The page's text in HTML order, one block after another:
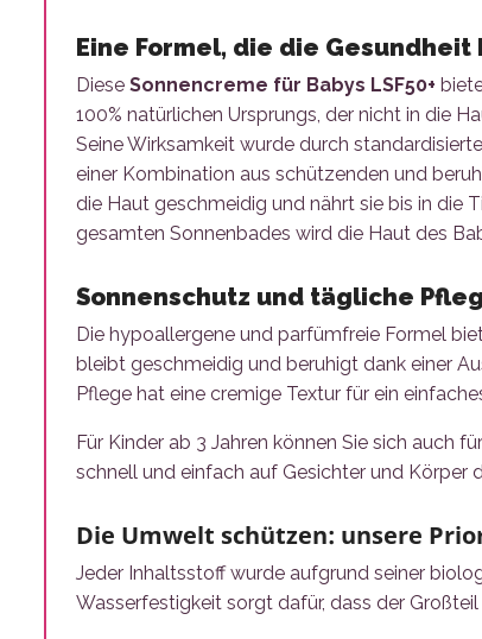
Eine Formel, die die
Diese Sonnencreme für Babys LSF50+
100% natürlichen Ursprungs, der nicht in die
Seine Wirksamkeit wurde durch
einer Kombination aus schützenden und
die Haut geschmeidig und nährt sie bis in die
gesamten Sonnenbades wird die Haut des
Sonnenschutz und tägliche
Die hypoallergene und parfümfreie Formel
bleibt geschmeidig und beruhigt dank einer
Pflege hat eine cremige Textur für ein
Für Kinder ab 3 Jahren können Sie sich auch
schnell und einfach auf Gesichter und Körper
Die Umwelt schützen: unsere
Jeder Inhaltsstoff wurde aufgrund seiner
Wasserfestigkeit sorgt dafür, dass der